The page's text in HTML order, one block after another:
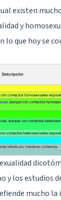
existen
y
lo que hoy se
y los estudios
mucho la